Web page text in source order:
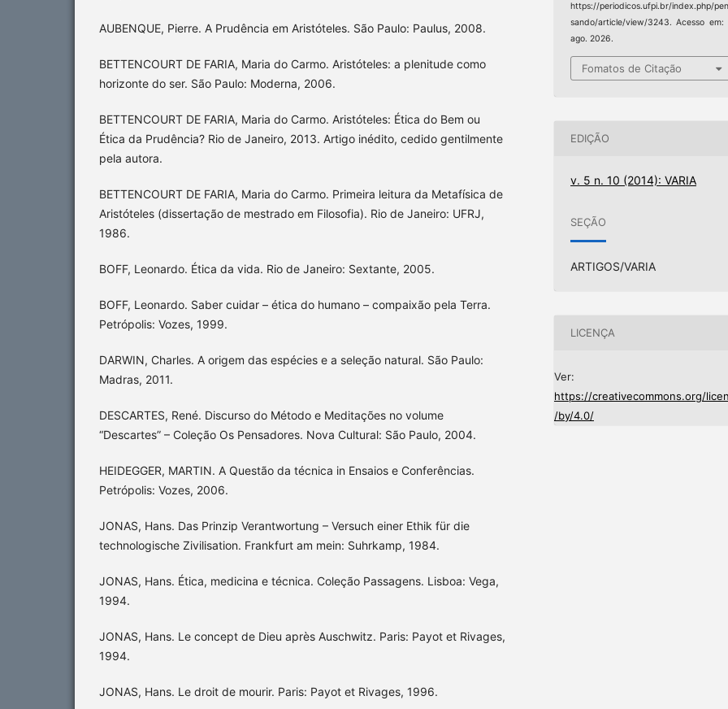
AUBENQUE, Pierre. A Prudência em Aristóteles. São Paulo: Paulus, 2008.
BETTENCOURT DE FARIA, Maria do Carmo. Aristóteles: a plenitude como
horizonte do ser. São Paulo: Moderna, 2006.
BETTENCOURT DE FARIA, Maria do Carmo. Aristóteles: Ética do Bem ou
Ética da Prudência? Rio de Janeiro, 2013. Artigo inédito, cedido gentilmente
pela autora.
BETTENCOURT DE FARIA, Maria do Carmo. Primeira leitura da Metafísica de
Aristóteles (dissertação de mestrado em Filosofia). Rio de Janeiro: UFRJ,
1986.
BOFF, Leonardo. Ética da vida. Rio de Janeiro: Sextante, 2005.
BOFF, Leonardo. Saber cuidar – ética do humano – compaixão pela Terra.
Petrópolis: Vozes, 1999.
DARWIN, Charles. A origem das espécies e a seleção natural. São Paulo:
Madras, 2011.
DESCARTES, René. Discurso do Método e Meditações no volume
“Descartes” – Coleção Os Pensadores. Nova Cultural: São Paulo, 2004.
HEIDEGGER, MARTIN. A Questão da técnica in Ensaios e Conferências.
Petrópolis: Vozes, 2006.
JONAS, Hans. Das Prinzip Verantwortung – Versuch einer Ethik für die
technologische Zivilisation. Frankfurt am mein: Suhrkamp, 1984.
JONAS, Hans. Ética, medicina e técnica. Coleção Passagens. Lisboa: Vega,
1994.
JONAS, Hans. Le concept de Dieu après Auschwitz. Paris: Payot et Rivages,
1994.
JONAS, Hans. Le droit de mourir. Paris: Payot et Rivages, 1996.
https://periodicos.ufpi.br/index.php/
sando/article/view/3243. Acesso em:
ago. 2026.
Fomatos de Citação
EDIÇÃO
v. 5 n. 10 (2014): VARIA
SEÇÃO
ARTIGOS/VARIA
LICENÇA
Ver:
https://creativecommons.org/
/by/4.0/